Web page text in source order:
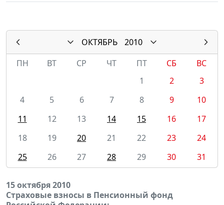
ОКТЯБРЬ
2010
ПН
ВТ СР ЧТ ПТ СБ
ВС
1
2
3
4
5 6 7 8 9
10
11
12 13 14 15 16
17
18
19 20 21 22 23
24
25
26 27 28 29 30 31
15 октября 2010
Страховые взносы в Пенсионный фонд